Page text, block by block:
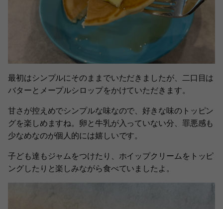
最初はシンプルにそのままでいただきましたが、二口目は
バターとメープルシロップをかけていただきます。
甘さが控えめでシンプルな味なので、好きな味のトッピン
グを楽しめますね。卵と牛乳が入っていない分、罪悪感も
少なめなのが個人的には嬉しいです。
子ども達もジャムをつけたり、ホイップクリームをトッピ
ングしたりと楽しみながら食べていましたよ。